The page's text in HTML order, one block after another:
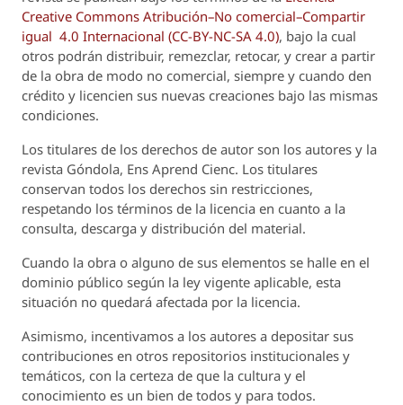
Creative Commons Atribución–No comercial–Compartir
igual 4.0 Internacional (CC-BY-NC-SA 4.0), bajo la cual
otros podrán distribuir, remezclar, retocar, y crear a partir
de la obra de modo no comercial, siempre y cuando den
crédito y licencien sus nuevas creaciones bajo las mismas
condiciones.
Los titulares de los derechos de autor son los autores y la
revista Góndola, Ens Aprend Cienc. Los titulares
conservan todos los derechos sin restricciones,
respetando los términos de la licencia en cuanto a la
consulta, descarga y distribución del material.
Cuando la obra o alguno de sus elementos se halle en el
dominio público según la ley vigente aplicable, esta
situación no quedará afectada por la licencia.
Asimismo, incentivamos a los autores a depositar sus
contribuciones en otros repositorios institucionales y
temáticos, con la certeza de que la cultura y el
conocimiento es un bien de todos y para todos.